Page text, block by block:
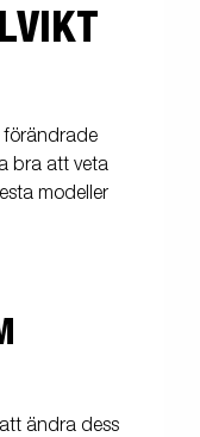
förändrade
bra att veta
modeller
ändra dess